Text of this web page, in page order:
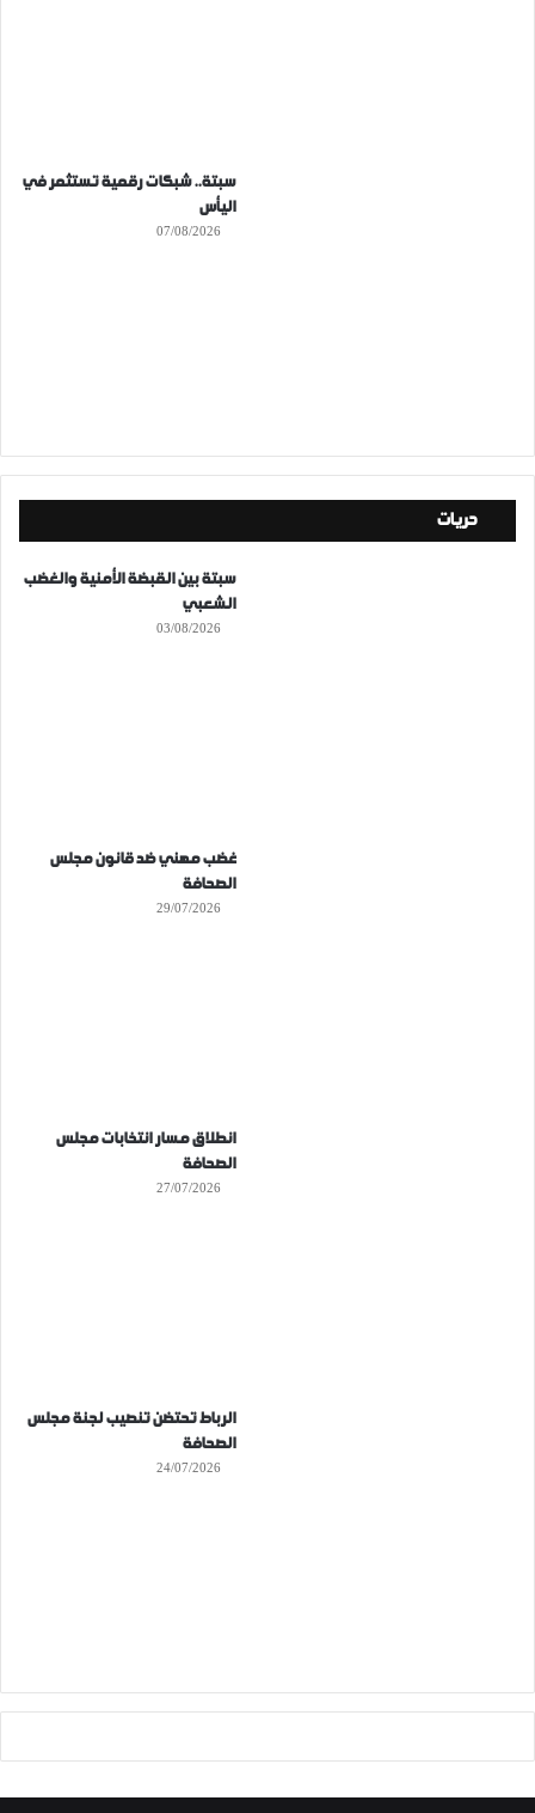
سبتة.. شبكات رقمية تستثمر في
اليأس
07/08/2026
حريات
سبتة بين القبضة الأمنية والغضب
الشعبي
03/08/2026
غضب مهني ضد قانون مجلس
الصحافة
29/07/2026
انطلاق مسار انتخابات مجلس
الصحافة
27/07/2026
الرباط تحتضن تنصيب لجنة مجلس
الصحافة
24/07/2026